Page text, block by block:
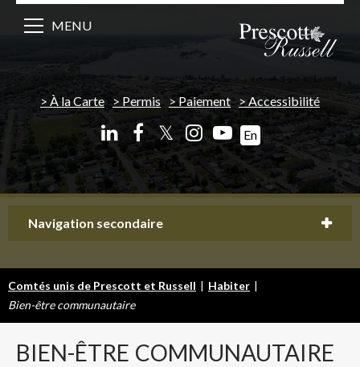
À la Carte Permis Paiement Accessibilité
𝕏 En
MENU
Navigation secondaire
Comtés unis de Prescott et Russell | Habiter |
Bien-être communautaire
BIEN-ÊTRE COMMUNAUTAIRE